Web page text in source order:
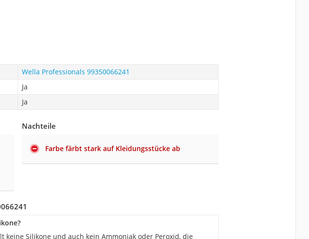
Wella Professionals 99350066241
Ja
Ja
Nachteile
Farbe färbt stark auf Kleidungsstücke ab
keine Silikone und auch kein Ammoniak oder Peroxid, die